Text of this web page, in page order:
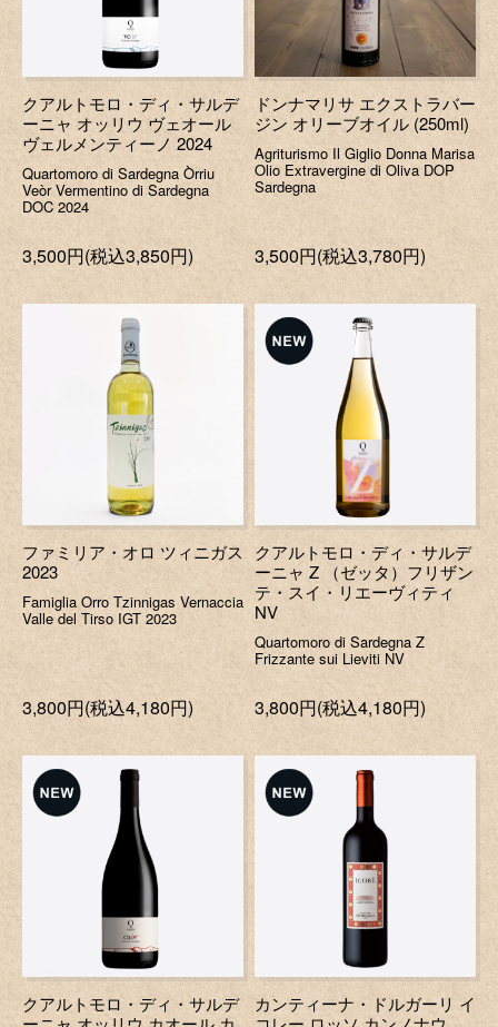
クアルトモロ・ディ・サルデ
ーニャ オッリウ ヴェオール
ヴェルメンティーノ 2024
Quartomoro di Sardegna Òrriu
Veòr Vermentino di Sardegna
DOC 2024
3,500円(税込3,850円)
ドンナマリサ エクストラバー
ジン オリーブオイル (250ml)
Agriturismo Il Giglio Donna Marisa
Olio Extravergine di Oliva DOP
Sardegna
3,500円(税込3,780円)
ファミリア・オロ ツィニガス
2023
Famiglia Orro Tzinnigas Vernaccia
Valle del Tirso IGT 2023
3,800円(税込4,180円)
クアルトモロ・ディ・サルデ
ーニャ Z （ゼッタ）フリザン
テ・スイ・リエーヴィティ
NV
Quartomoro di Sardegna Z
Frizzante sui Lieviti NV
3,800円(税込4,180円)
クアルトモロ・ディ・サルデ
カンティーナ・ドルガーリ イ